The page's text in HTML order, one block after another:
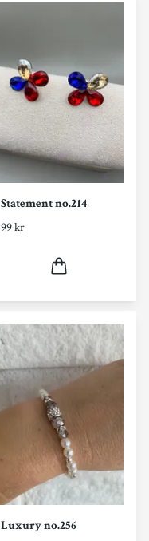
Statement no.214
99 kr
Luxury no.256